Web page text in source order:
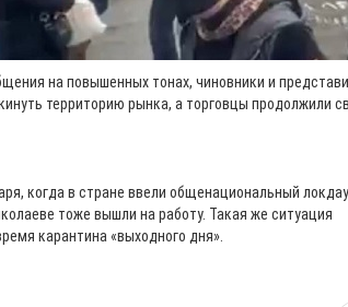
на повышенных тонах, чиновники и
территорию рынка, а торговцы продолжили
когда в стране ввели общенациональный
тоже вышли на работу. Такая же ситуация
карантина «выходного дня».